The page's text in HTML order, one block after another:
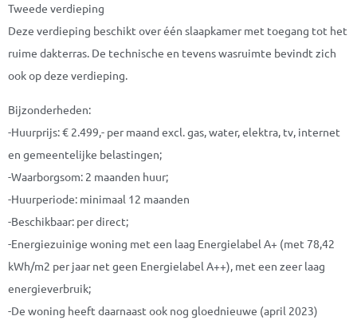
Tweede verdieping
Deze verdieping beschikt over één slaapkamer met toegang tot het
ruime dakterras. De technische en tevens wasruimte bevindt zich
ook op deze verdieping.
Bijzonderheden:
-Huurprijs: € 2.499,- per maand excl. gas, water, elektra, tv, internet
en gemeentelijke belastingen;
-Waarborgsom: 2 maanden huur;
-Huurperiode: minimaal 12 maanden
-Beschikbaar: per direct;
-Energiezuinige woning met een laag Energielabel A+ (met 78,42
kWh/m2 per jaar net geen Energielabel A++), met een zeer laag
energieverbruik;
-De woning heeft daarnaast ook nog gloednieuwe (april 2023)